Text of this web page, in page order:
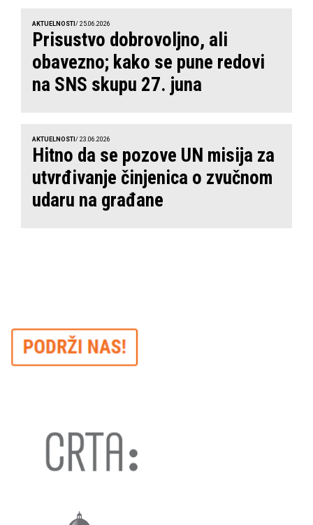
AKTUELNOSTI / 25.06.2026
Prisustvo dobrovoljno, ali
obavezno; kako se pune redovi
na SNS skupu 27. juna
AKTUELNOSTI / 23.06.2026
Hitno da se pozove UN misija za
utvrđivanje činjenica o zvučnom
udaru na građane